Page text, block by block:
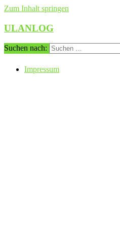
Zum Inhalt springen
ULANLOG
Suchen nach:
Impressum